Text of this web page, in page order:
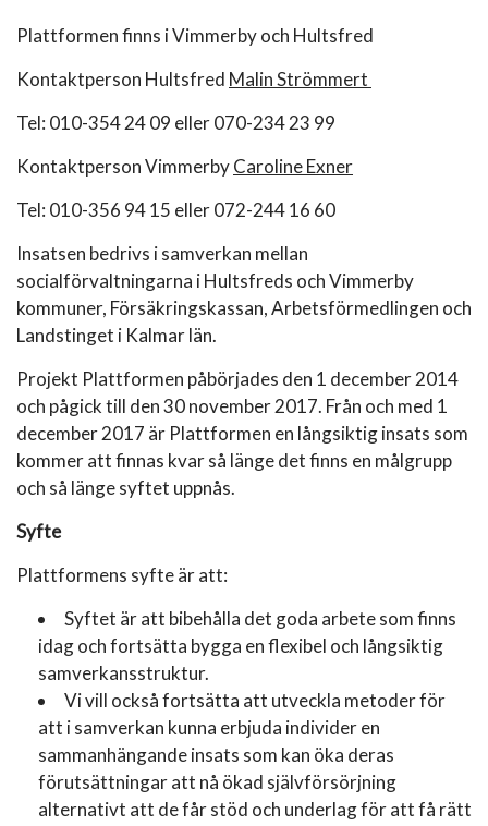
Plattformen finns i Vimmerby och Hultsfred
Kontaktperson Hultsfred Malin Strömmert
Tel: 010-354 24 09 eller 070-234 23 99
Kontaktperson VimmerbyCaroline Exner
Tel: 010-356 94 15 eller 072-244 16 60
Insatsen bedrivs i samverkan mellan
socialförvaltningarna i Hultsfreds och Vimmerby
kommuner, Försäkringskassan, Arbetsförmedlingen och
Landstinget i Kalmar län.
Projekt Plattformen påbörjades den 1 december 2014
och pågick till den 30 november 2017. Från och med 1
december 2017 är Plattformen en långsiktig insats som
kommer att finnas kvar så länge det finns en målgrupp
och så länge syftet uppnås.
Syfte
Plattformens syfte är att:
Syftet är att bibehålla det goda arbete som finns
idag och fortsätta bygga en flexibel och långsiktig
samverkansstruktur.
Vi vill också fortsätta att utveckla metoder för
att i samverkan kunna erbjuda individer en
sammanhängande insats som kan öka deras
förutsättningar att nå ökad självförsörjning
alternativt att de får stöd och underlag för att få rätt